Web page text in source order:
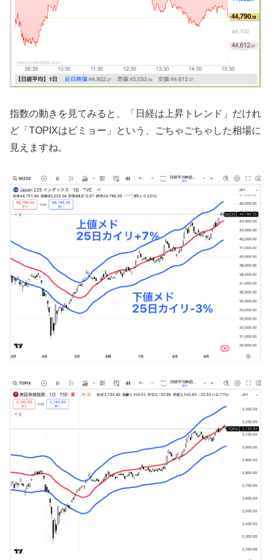
指数の動きを見てみると、「日経は上昇トレンド」だけれ
ど「TOPIXはビミョー」という、ごちゃごちゃした相場に
見えますね。